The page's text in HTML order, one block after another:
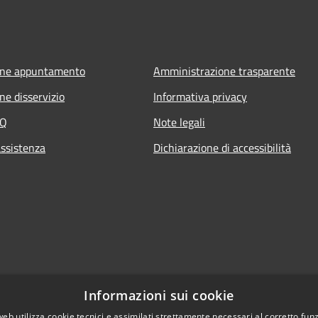
appuntamento
disservizio
Amministrazione trasparente
Informativa privacy
Note legali
Dichiarazione di accessibilità
Informazioni sui cookie